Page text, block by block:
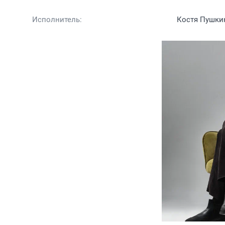
Исполнитель: Костя